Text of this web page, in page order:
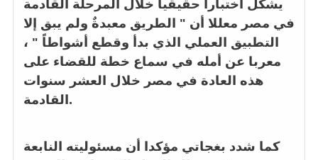
يشكل اختبارا حقيقيا خلال المرحلة القادمة
في مصر معللا أن " الطريق معبدةٌ ولم يبق إلا
التطبيق العملي الذي بدأ وقطع أشواطاً " ،
معربا عن أمله في سماع خطة للقضاء على
هذه العادة في مصر خلال العشر سنوات
القادمة.
كما شدد بغجاتي مؤكدا أن مسئوليته النابعة